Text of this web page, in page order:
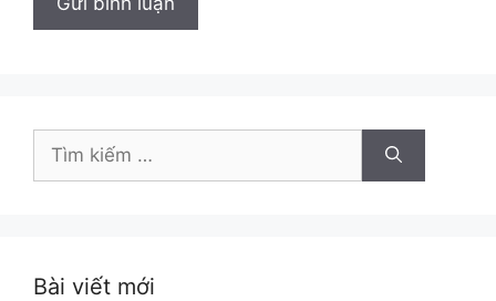
Tìm
kiếm
Bài viết mới